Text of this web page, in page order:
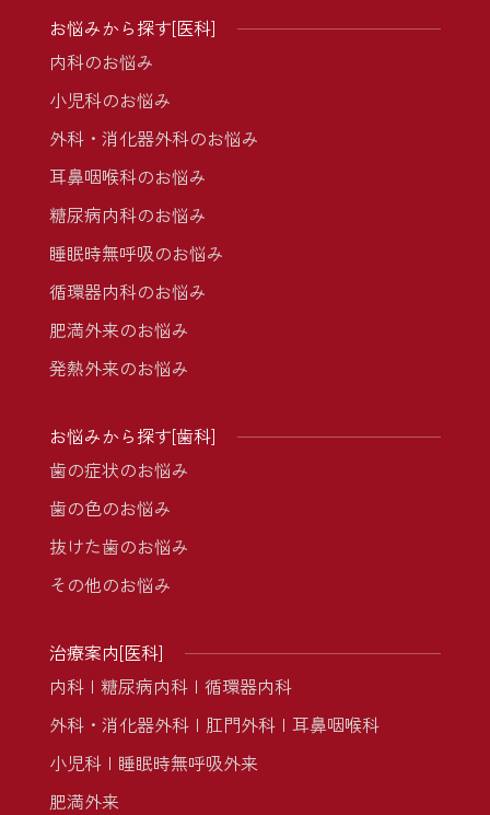
お悩みから探す[医科]
内科のお悩み
小児科のお悩み
外科・消化器外科のお悩み
耳鼻咽喉科のお悩み
糖尿病内科のお悩み
睡眠時無呼吸のお悩み
循環器内科のお悩み
肥満外来のお悩み
発熱外来のお悩み
お悩みから探す[歯科]
歯の症状のお悩み
歯の色のお悩み
抜けた歯のお悩み
その他のお悩み
治療案内[医科]
内科
糖尿病内科
循環器内科
外科・消化器外科
肛門外科
耳鼻咽喉科
小児科
睡眠時無呼吸外来
肥満外来